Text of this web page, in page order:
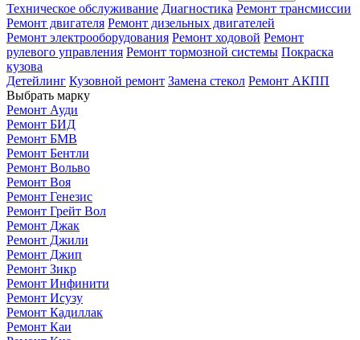
Техническое обслуживание Диагностика Ремонт трансмиссии
Ремонт двигателя Ремонт дизельных двигателей
Ремонт электрооборудования Ремонт ходовой Ремонт
рулевого управления Ремонт тормозной системы Покраска
кузова
Детейлинг Кузовной ремонт Замена стекол Ремонт АКПП
Выбрать марку
Ремонт Ауди
Ремонт БИД
Ремонт БМВ
Ремонт Бентли
Ремонт Вольво
Ремонт Воя
Ремонт Генезис
Ремонт Грейт Вол
Ремонт Джак
Ремонт Джили
Ремонт Джип
Ремонт Зикр
Ремонт Инфинити
Ремонт Исузу
Ремонт Кадиллак
Ремонт Каи